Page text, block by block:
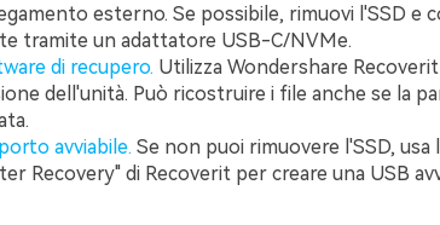
esterno. Se possibile, rimuovi l'SSD e
tramite un adattatore USB-C/NVMe.
di recupero. Utilizza Wondershare
dell'unità. Può ricostruire i file anche se la
avviabile. Se non puoi rimuovere l'SSD, usa
Recovery" di Recoverit per creare una USB